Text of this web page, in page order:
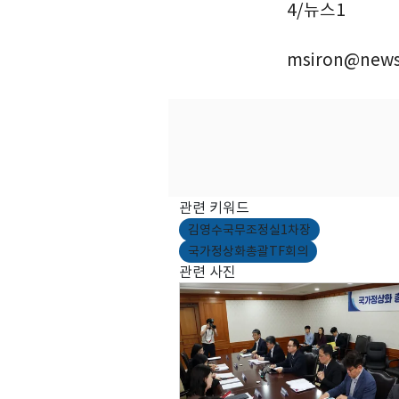
4/뉴스1
관련 키워드
김영수국무조정실1차장
국가정상화총괄TF회의
관련 사진